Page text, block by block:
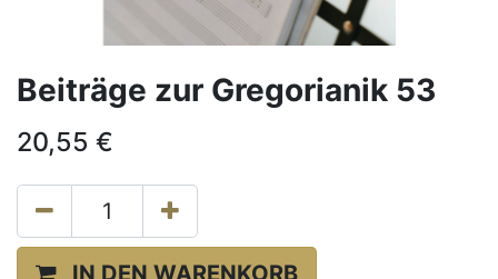
Beiträge zur Gregorianik 53
20,55 €
IN DEN WARENKORB